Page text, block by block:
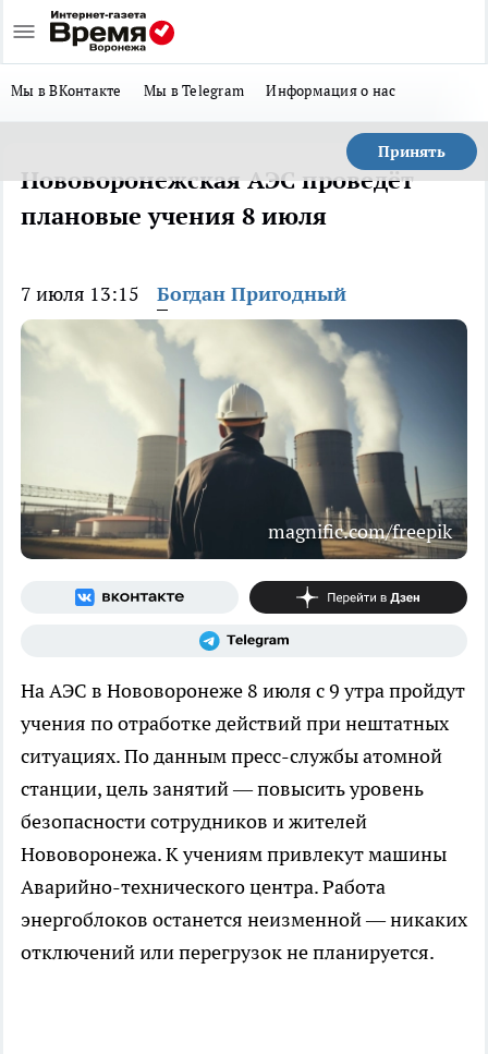
Мы в ВКонтакте Мы в Telegram Информация о нас
Принять
Нововоронежская АЭС проведёт
плановые учения 8 июля
7 июля 13:15 Богдан Пригодный
magnific.com/freepik
На АЭС в Нововоронеже 8 июля с 9 утра пройдут
учения по отработке действий при нештатных
ситуациях. По данным пресс-службы атомной
станции, цель занятий — повысить уровень
безопасности сотрудников и жителей
Нововоронежа. К учениям привлекут машины
Аварийно-технического центра. Работа
энергоблоков останется неизменной — никаких
отключений или перегрузок не планируется.